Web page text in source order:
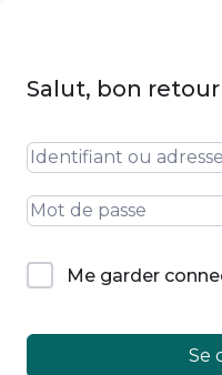
Salut, bon retour
Me garder
Se